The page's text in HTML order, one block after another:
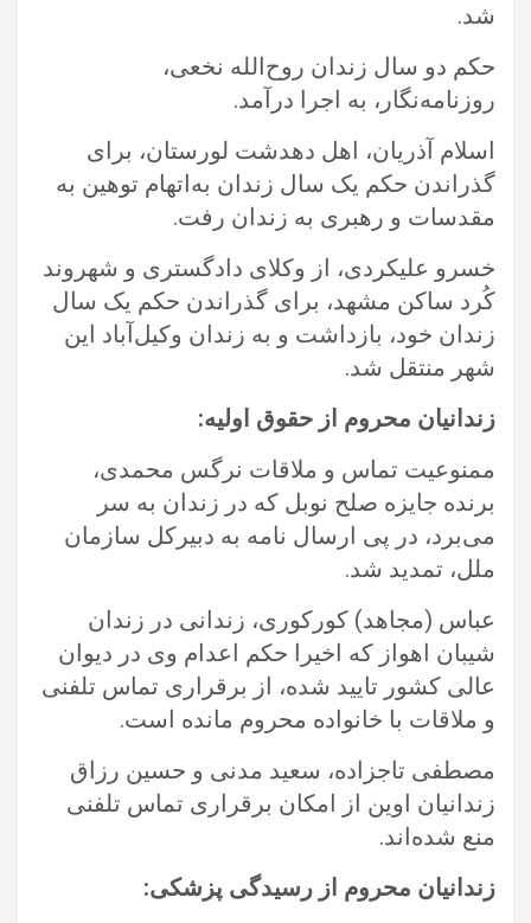
شد. ‏
حکم دو سال زندان روح‌الله نخعی،
روزنامه‌نگار، به اجرا درآمد. ‏
اسلام آذریان، اهل دهدشت لورستان، برای
گذراندن حکم یک سال زندان به‌اتهام توهین به
مقدسات و رهبری به زندان رفت.‏
خسرو علیکردی، از وکلای دادگستری و شهروند
کُرد ساکن مشهد، برای گذراندن حکم یک سال
زندان خود، بازداشت و به زندان وکیل‌آباد ‏این
شهر منتقل شد.‏
زندانیان محروم از حقوق اولیه: ‏
ممنوعیت تماس و ملاقات نرگس محمدی،
برنده جایزه صلح نوبل که در زندان به سر
می‌برد، در پی ارسال نامه به دبیرکل سازمان
ملل، ‏تمدید شد.‏
عباس (مجاهد) کورکوری، زندانی در زندان
شیبان اهواز که اخیرا حکم اعدام وی در دیوان
عالی کشور تایید شده، از برقراری تماس تلفنی
و ‏ملاقات با خانواده محروم مانده است.‏
مصطفی تاجزاده، سعید مدنی و حسین رزاق
زندانیان اوین از امکان برقراری تماس تلفنی
منع شده‌اند.‏
زندانیان محروم از رسیدگی پزشکی:‏